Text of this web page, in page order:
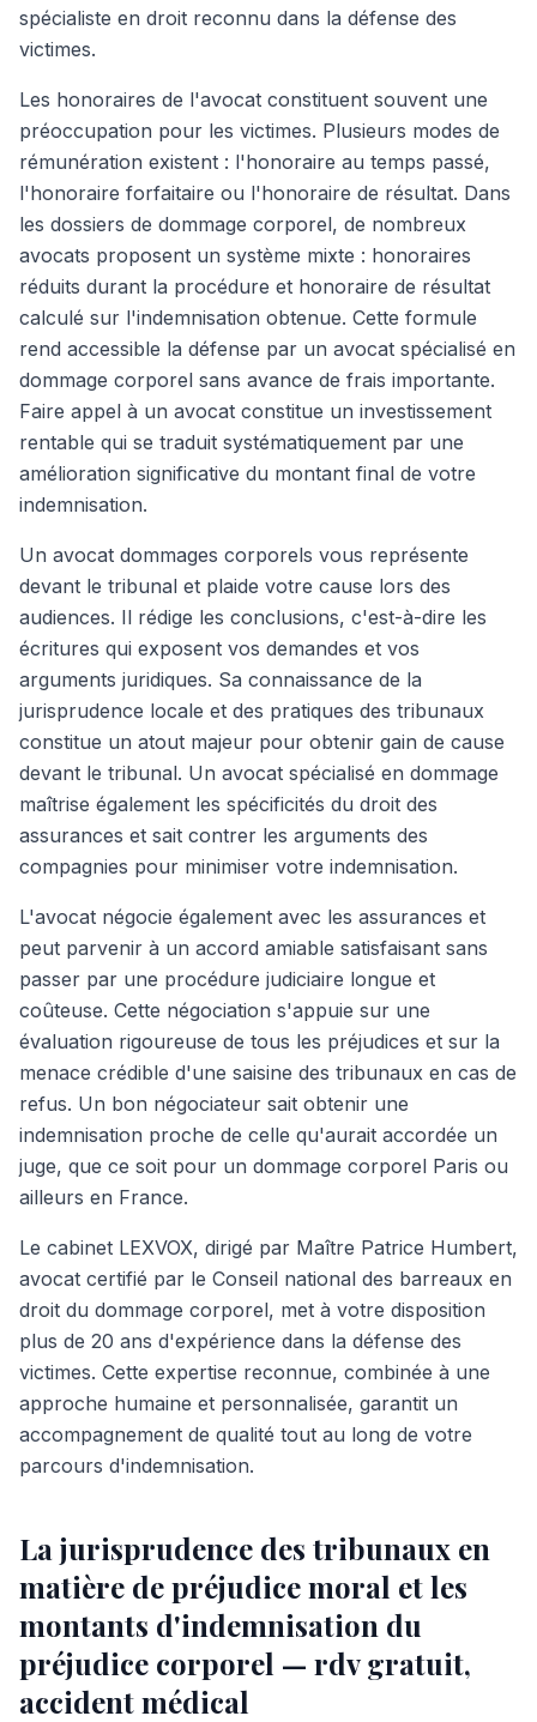
spécialiste en droit reconnu dans la défense des
victimes.
Les honoraires de l'avocat constituent souvent une
préoccupation pour les victimes. Plusieurs modes de
rémunération existent : l'honoraire au temps passé,
l'honoraire forfaitaire ou l'honoraire de résultat. Dans
les dossiers de dommage corporel, de nombreux
avocats proposent un système mixte : honoraires
réduits durant la procédure et honoraire de résultat
calculé sur l'indemnisation obtenue. Cette formule
rend accessible la défense par un avocat spécialisé en
dommage corporel sans avance de frais importante.
Faire appel à un avocat constitue un investissement
rentable qui se traduit systématiquement par une
amélioration significative du montant final de votre
indemnisation.
Un avocat dommages corporels vous représente
devant le tribunal et plaide votre cause lors des
audiences. Il rédige les conclusions, c'est-à-dire les
écritures qui exposent vos demandes et vos
arguments juridiques. Sa connaissance de la
jurisprudence locale et des pratiques des tribunaux
constitue un atout majeur pour obtenir gain de cause
devant le tribunal. Un avocat spécialisé en dommage
maîtrise également les spécificités du droit des
assurances et sait contrer les arguments des
compagnies pour minimiser votre indemnisation.
L'avocat négocie également avec les assurances et
peut parvenir à un accord amiable satisfaisant sans
passer par une procédure judiciaire longue et
coûteuse. Cette négociation s'appuie sur une
évaluation rigoureuse de tous les préjudices et sur la
menace crédible d'une saisine des tribunaux en cas de
refus. Un bon négociateur sait obtenir une
indemnisation proche de celle qu'aurait accordée un
juge, que ce soit pour un dommage corporel Paris ou
ailleurs en France.
Le cabinet LEXVOX, dirigé par Maître Patrice Humbert,
avocat certifié par le Conseil national des barreaux en
droit du dommage corporel, met à votre disposition
plus de 20 ans d'expérience dans la défense des
victimes. Cette expertise reconnue, combinée à une
approche humaine et personnalisée, garantit un
accompagnement de qualité tout au long de votre
parcours d'indemnisation.
La jurisprudence des tribunaux en
matière de préjudice moral et les
montants d'indemnisation du
préjudice corporel — rdv gratuit,
accident médical